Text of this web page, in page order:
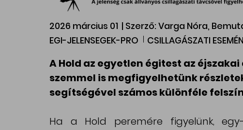
2026 március 01 | Szerző: Varga Nóra,
EGI-JELENSEGEK-PRO
CSILLAGÁSZATI
A Hold az egyetlen égitest az
szemmel is megfigyelhetünk
segítségével számos különféle
Ha a Hold peremére figyelünk,